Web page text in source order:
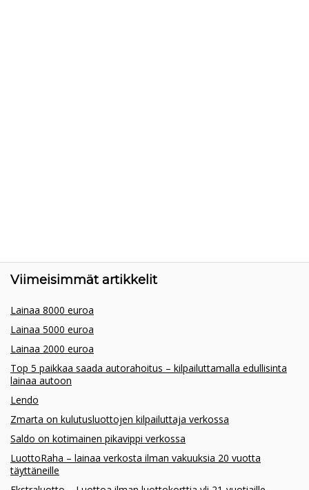
Viimeisimmät artikkelit
Lainaa 8000 euroa
Lainaa 5000 euroa
Lainaa 2000 euroa
Top 5 paikkaa saada autorahoitus – kilpailuttamalla edullisinta
lainaa autoon
Lendo
Zmarta on kulutusluottojen kilpailuttaja verkossa
Saldo on kotimainen pikavippi verkossa
LuottoRaha – lainaa verkosta ilman vakuuksia 20 vuotta
täyttäneille